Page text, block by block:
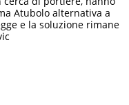
Atubolo alternativa a
e la soluzione rimane